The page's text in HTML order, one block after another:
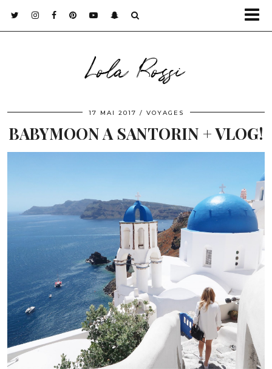
Lola Rossi
17 MAI 2017 VOYAGES
BABYMOON A SANTORIN + VLOG!